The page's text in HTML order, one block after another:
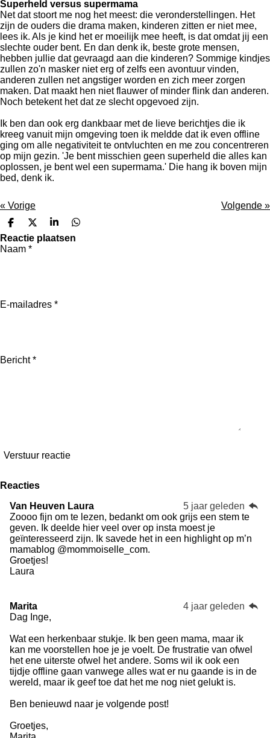
Superheld versus supermama
Net dat stoort me nog het meest: die veronderstellingen. Het
zijn de ouders die drama maken, kinderen zitten er niet mee,
lees ik. Als je kind het er moeilijk mee heeft, is dat omdat jij een
slechte ouder bent. En dan denk ik, beste grote mensen,
hebben jullie dat gevraagd aan die kinderen? Sommige kindjes
zullen zo'n masker niet erg of zelfs een avontuur vinden,
anderen zullen net angstiger worden en zich meer zorgen
maken. Dat maakt hen niet flauwer of minder flink dan anderen.
Noch betekent het dat ze slecht opgevoed zijn.
Ik ben dan ook erg dankbaar met de lieve berichtjes die ik
kreeg vanuit mijn omgeving toen ik meldde dat ik even offline
ging om alle negativiteit te ontvluchten en me zou concentreren
op mijn gezin. 'Je bent misschien geen superheld die alles kan
oplossen, je bent wel een supermama.' Die hang ik boven mijn
bed, denk ik.
« Vorige Volgende »
D
e
l
e
D
e
e
S
h
D
e
Reactie plaatsen
Naam *
E-mailadres *
Bericht *
Verstuur reactie
Reacties
Van Heuven Laura
5 jaar geleden
Zoooo fijn om te lezen, bedankt om ook grijs een stem te
geven. Ik deelde hier veel over op insta moest je
geïnteresseerd zijn. Ik savede het in een highlight op m’n
mamablog @mommoiselle_com.
Groetjes!
Laura
Marita
4 jaar geleden
Dag Inge,
Wat een herkenbaar stukje. Ik ben geen mama, maar ik
kan me voorstellen hoe je je voelt. De frustratie van ofwel
het ene uiterste ofwel het andere. Soms wil ik ook een
tijdje offline gaan vanwege alles wat er nu gaande is in de
wereld, maar ik geef toe dat het me nog niet gelukt is.
Ben benieuwd naar je volgende post!
Groetjes,